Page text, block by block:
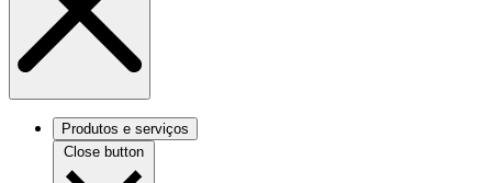
Produtos e serviços
Close button